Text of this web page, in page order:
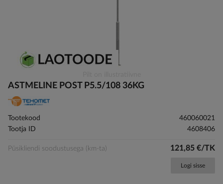
to
beginning
of
images
gallery
ASTMELINE POST P5.5/108 36KG
Tootekood
460060021
Tootja ID
4608406
Püsikliendi soodustusega (km-ta) 121,85 €/TK
Logi sisse